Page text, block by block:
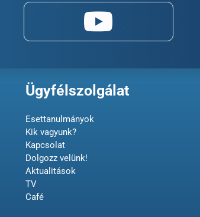
Ügyfélszolgálat
Esettanulmányok
Kik vagyunk?
Kapcsolat
Dolgozz velünk!
Aktualitások
TV
Café